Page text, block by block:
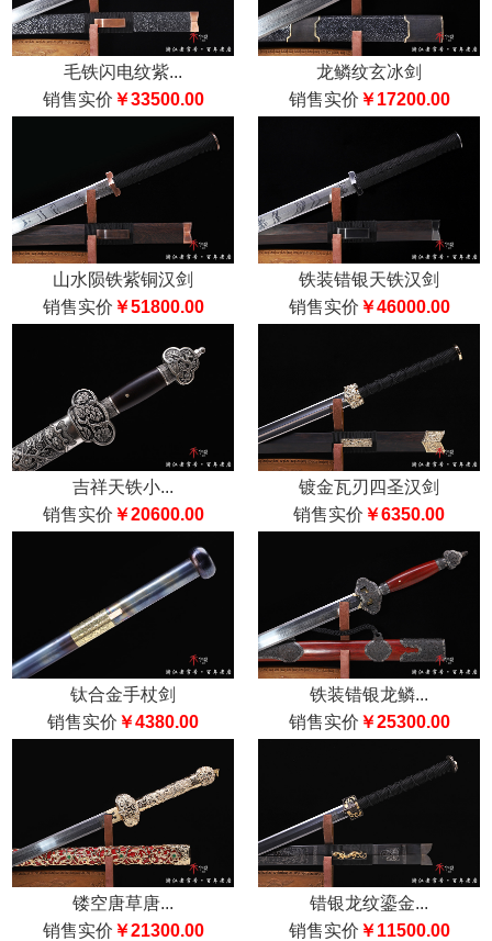
毛铁闪电纹紫...
销售实价 ￥33500.00
龙鳞纹玄冰剑
销售实价 ￥17200.00
山水陨铁紫铜汉剑
销售实价 ￥51800.00
铁装错银天铁汉剑
销售实价 ￥46000.00
吉祥天铁小...
销售实价 ￥20600.00
镀金瓦刃四圣汉剑
销售实价 ￥6350.00
钛合金手杖剑
销售实价 ￥4380.00
铁装错银龙鳞...
销售实价 ￥25300.00
镂空唐草唐...
销售实价 ￥21300.00
错银龙纹鎏金...
销售实价 ￥11500.00